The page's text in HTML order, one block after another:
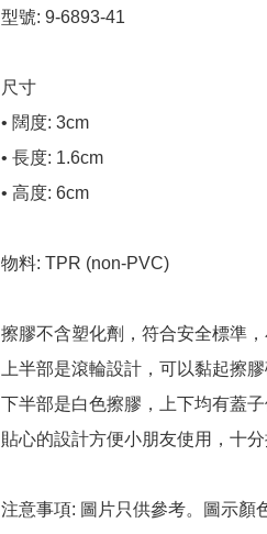
型號: 9-6893-41
尺寸
• 闊度: 3cm
• 長度: 1.6cm
• 高度: 6cm
物料: TPR (non-PVC)
擦膠不含塑化劑，符合安全標準，
上半部是滾輪設計，可以黏起擦
下半部是白色擦膠，上下均有蓋子
貼心的設計方便小朋友使用，十分
注意事項: 圖片只供參考。圖示顏